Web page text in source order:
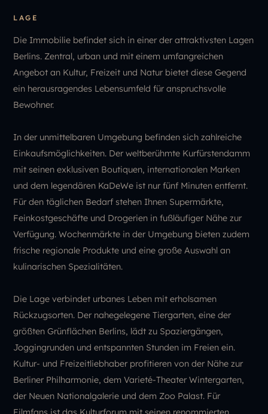
LAGE
Die Immobilie befindet sich in einer der attraktivsten Lagen
Berlins. Zentral, urban und mit einem umfangreichen
Angebot an Kultur, Freizeit und Natur bietet diese Gegend
ein herausragendes Lebensumfeld für anspruchsvolle
Bewohner.
In der unmittelbaren Umgebung befinden sich zahlreiche
Einkaufsmöglichkeiten. Der weltberühmte Kurfürstendamm
mit seinen exklusiven Boutiquen, internationalen Marken
und dem legendären KaDeWe ist nur fünf Minuten entfernt.
Für den täglichen Bedarf stehen Ihnen Supermärkte,
Feinkostgeschäfte und Drogerien in fußläufiger Nähe zur
Verfügung. Wochenmärkte in der Umgebung bieten zudem
frische regionale Produkte und eine große Auswahl an
kulinarischen Spezialitäten.
Die Lage verbindet urbanes Leben mit erholsamen
Rückzugsorten. Der nahegelegene Tiergarten, eine der
größten Grünflächen Berlins, lädt zu Spaziergängen,
Joggingrunden und entspannten Stunden im Freien ein.
Kultur- und Freizeitliebhaber profitieren von der Nähe zur
Berliner Philharmonie, dem Varieté-Theater Wintergarten,
der Neuen Nationalgalerie und dem Zoo Palast. Für